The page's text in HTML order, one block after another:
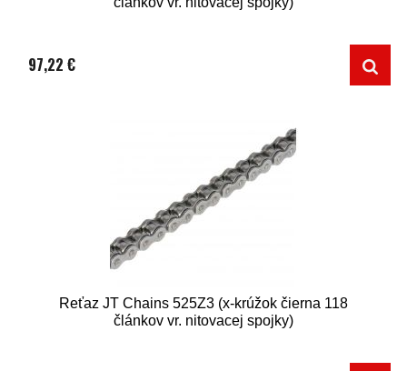
97,22 €
Reťaz JT Chains 525Z3 (x-krúžok čierna 118
článkov vr. nitovacej spojky)